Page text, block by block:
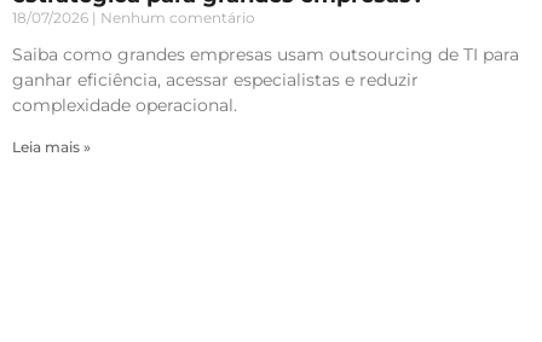
18/07/2026 Nenhum comentário
Saiba como grandes empresas usam outsourcing de TI para
ganhar eficiência, acessar especialistas e reduzir
complexidade operacional.
Leia mais »